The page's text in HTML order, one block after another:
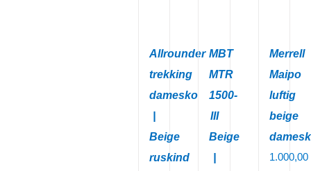
Allrounder
trekking
damesko
Beige
ruskind
MBT
MTR
1500-
III
Beige
Merrell
Maipo
luftig
beige
1.000,00